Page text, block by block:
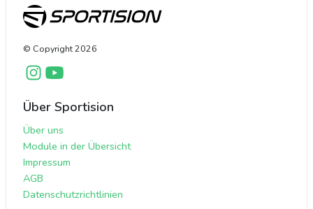
© Copyright2026
Über Sportision
Über uns
Module in der Übersicht
Impressum
AGB
Datenschutzrichtlinien